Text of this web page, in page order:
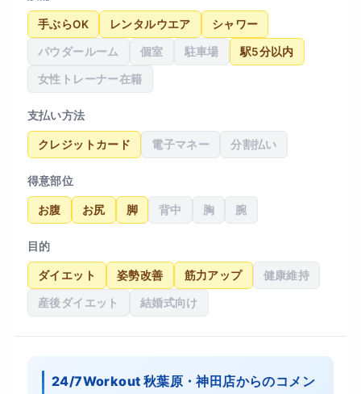
手ぶらOK レンタルウエア シャワー
パウダールーム 個室 駐車場 駅5分以内
女性トレーナー在籍
支払い方法
クレジットカード 電子マネー 分割払い
得意部位
お腹 お尻 脚 背中 胸 腕
目的
ダイエット 姿勢改善 筋力アップ 健康維持
産後ダイエット 結婚式向け
24/7Workout 秋葉原・神田店からのコメン